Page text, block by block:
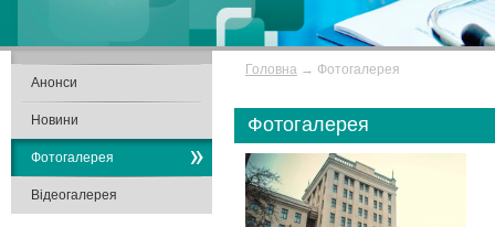
Головна → Фотогалерея
Фотогалерея
Анонси
Новини
Фотогалерея
Відеогалерея